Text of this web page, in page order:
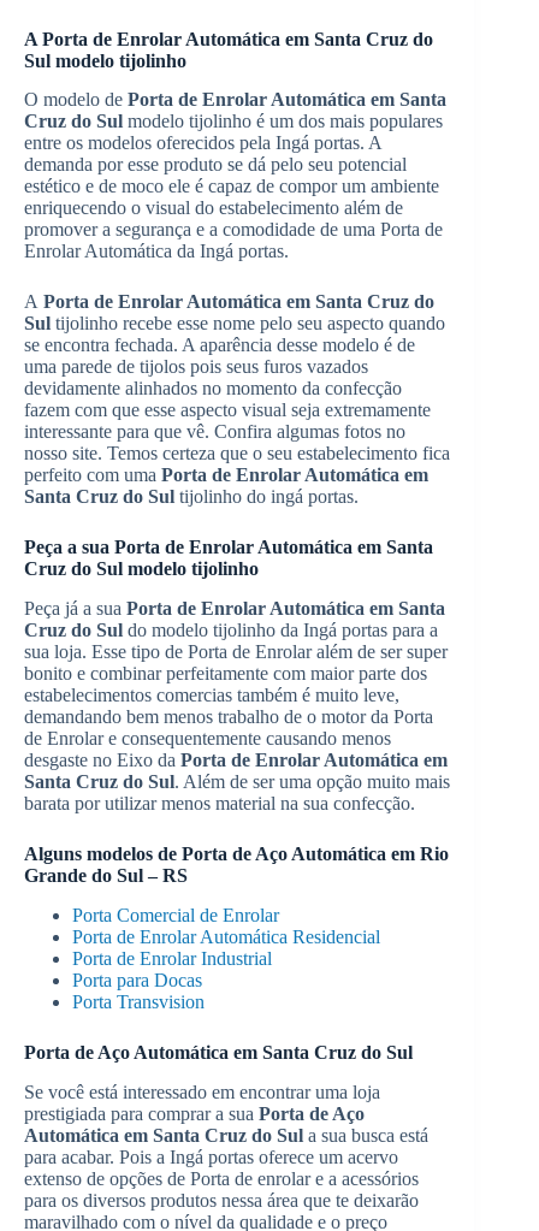
A Porta de Enrolar Automática em Santa Cruz do
Sul modelo tijolinho
O modelo de Porta de Enrolar Automática em Santa
Cruz do Sul modelo tijolinho é um dos mais populares
entre os modelos oferecidos pela Ingá portas. A
demanda por esse produto se dá pelo seu potencial
estético e de moco ele é capaz de compor um ambiente
enriquecendo o visual do estabelecimento além de
promover a segurança e a comodidade de uma Porta de
Enrolar Automática da Ingá portas.
A Porta de Enrolar Automática em Santa Cruz do
Sul tijolinho recebe esse nome pelo seu aspecto quando
se encontra fechada. A aparência desse modelo é de
uma parede de tijolos pois seus furos vazados
devidamente alinhados no momento da confecção
fazem com que esse aspecto visual seja extremamente
interessante para que vê. Confira algumas fotos no
nosso site. Temos certeza que o seu estabelecimento fica
perfeito com uma Porta de Enrolar Automática em
Santa Cruz do Sul tijolinho do ingá portas.
Peça a sua Porta de Enrolar Automática em Santa
Cruz do Sul modelo tijolinho
Peça já a sua Porta de Enrolar Automática em Santa
Cruz do Sul do modelo tijolinho da Ingá portas para a
sua loja. Esse tipo de Porta de Enrolar além de ser super
bonito e combinar perfeitamente com maior parte dos
estabelecimentos comercias também é muito leve,
demandando bem menos trabalho de o motor da Porta
de Enrolar e consequentemente causando menos
desgaste no Eixo da Porta de Enrolar Automática em
Santa Cruz do Sul. Além de ser uma opção muito mais
barata por utilizar menos material na sua confecção.
Alguns modelos de Porta de Aço Automática em Rio
Grande do Sul – RS
Porta Comercial de Enrolar
Porta de Enrolar Automática Residencial
Porta de Enrolar Industrial
Porta para Docas
Porta Transvision
Porta de Aço Automática em Santa Cruz do Sul
Se você está interessado em encontrar uma loja
prestigiada para comprar a sua Porta de Aço
Automática em Santa Cruz do Sul a sua busca está
para acabar. Pois a Ingá portas oferece um acervo
extenso de opções de Porta de enrolar e a acessórios
para os diversos produtos nessa área que te deixarão
maravilhado com o nível da qualidade e o preço